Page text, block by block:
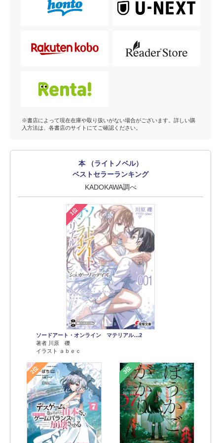
※書店によって現在在庫や取り扱いがない場合がございます。詳しい購
入方法は、各書店のサイトにてご確認ください。
本 （ライトノベル）
ベストセラーランキング
KADOKAWA調べ
1位
ソードアート・オンライン マテリアル…2
著者 川原 礫
イラスト ａｂｅｃ
2位 3位